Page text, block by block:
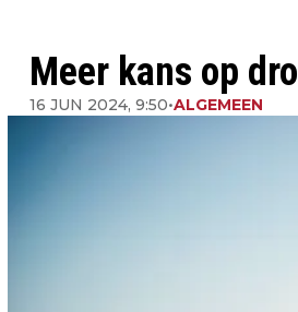
Meer kans op
16 JUN 2024, 9:50•ALGEMEEN